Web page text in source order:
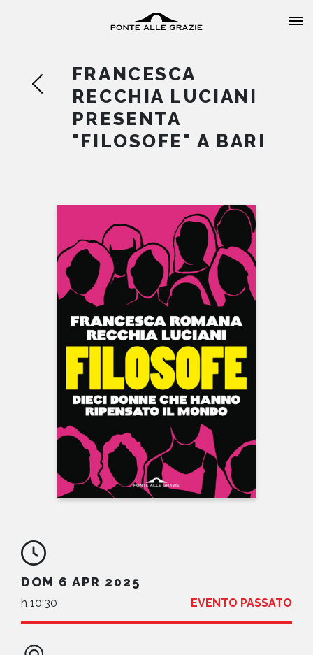
HOME
CATALOGO
AUTORI
EVENTI
NEWS
CONTATTI
FRANCESCA
RECCHIA LUCIANI
PRESENTA
"FILOSOFE" A BARI
DOM 6 APR 2025
h 10:30 EVENTO PASSATO